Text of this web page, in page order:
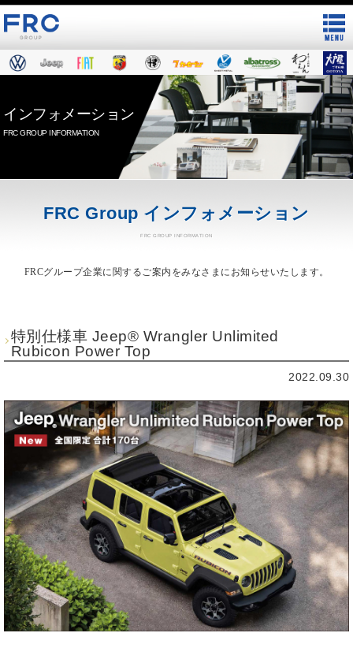
インフォメーション
FRC GROUP INFORMATION
FRC Group インフォメーション
FRC GROUP INFORMATION
FRCグループ企業に関するご案内をみなさまにお知らせいたします。
特別仕様車 Jeep® Wrangler Unlimited
Rubicon Power Top
2022.09.30